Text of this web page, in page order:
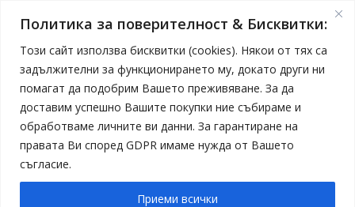
Политика за поверителност & Бисквитки:
Този сайт използва бисквитки (cookies). Някои от тях са
задължителни за функционирането му, докато други ни
помагат да подобрим Вашето преживяване. За да
доставим успешно Вашите покупки ние събираме и
обработваме личните ви данни. За гарантиране на
правата Ви според GDPR имаме нужда от Вашето
съгласие.
Приеми всички